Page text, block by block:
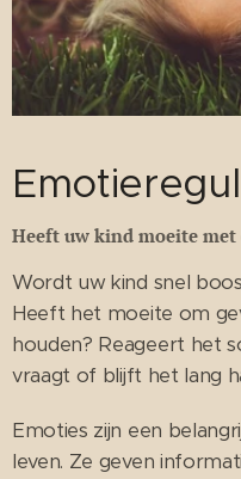
Heeft uw kind moeite met
Wordt uw kind snel
Heeft het moeite om
houden? Reageert het
vraagt of blijft het lang
Emoties zijn een
leven. Ze geven